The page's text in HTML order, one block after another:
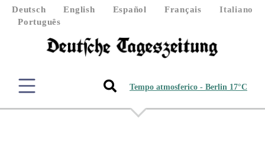
Deutsch English Español Français
Italiano
Português
Tempo atmosferico - Berlin 17°C